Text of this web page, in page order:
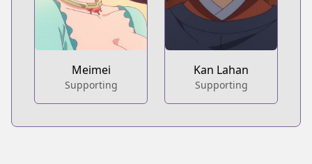
Meimei
Supporting
Kan Lahan
Supporting